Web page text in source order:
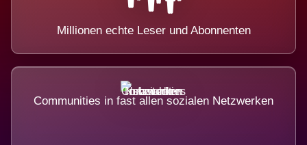
Millionen echte Leser und Abonnenten
Communities in fast allen sozialen Netzwerken